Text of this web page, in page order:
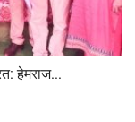
हेमराज...